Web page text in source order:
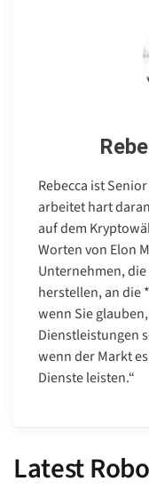
Rebecca ist
arbeitet hart
auf dem
Worten von Elon
Unternehmen,
herstellen, an die
wenn Sie
Dienstleistungen
wenn der Markt
Dienste leisten.“
Latest